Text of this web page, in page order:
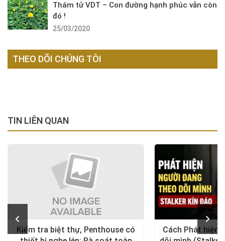
Thám tử VDT – Con đường hạnh phúc vẫn còn
đó !
25/03/2020
THEO DÕI CHÚNG TÔI
TIN LIÊN QUAN
Kiểm tra biệt thự, Penthouse có
Cách Phát hiện